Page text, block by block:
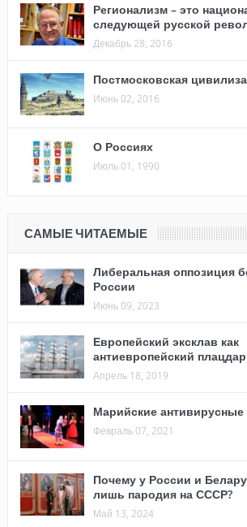
Регионализм – это
следующей русской
Декабрь 28, 2016
Постмосковская
Июнь 02, 2016
О Россиях
Июль 01, 1990
САМЫЕ ЧИТАЕМЫЕ
Либеральная оппозиция
России
Июнь 09, 2023
Европейский эксклав как
антиевропейский
Апрель 18, 2019
Марийские антивирусные
Февраль 07, 2021
Почему у России и
лишь пародия на СССР?
Май 13, 2024